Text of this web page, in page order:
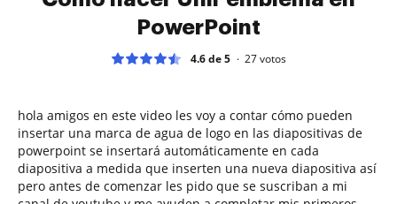
PowerPoint
4.6 de 5 27votos
hola amigos en este video les voy a contar cómo pueden
insertar una marca de agua de logo en las diapositivas de
powerpoint se insertará automáticamente en cada
diapositiva a medida que inserten una nueva diapositiva así
pero antes de comenzar les pido que se suscriban a mi